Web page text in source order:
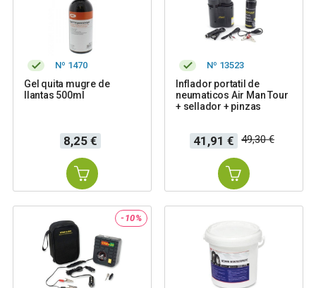
Nº 1470
Gel quita mugre de
llantas 500ml
Precio
8,25 €
Nº 13523
Inflador portatil de
neumaticos Air Man Tour
+ sellador + pinzas
Precio
41,91 €
Precio
base
49,30 €
-10%